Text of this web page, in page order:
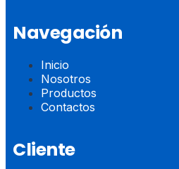
Navegación
Inicio
Nosotros
Productos
Contactos
Cliente